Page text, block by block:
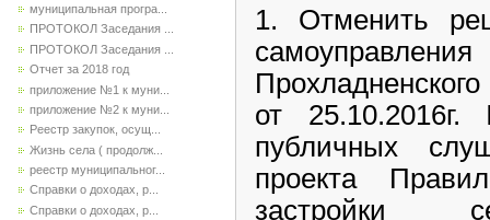
муниципальная програ...
ПРОТОКОЛ Заседания ...
ПРОТОКОЛ Заседания ...
Отчет за 2018 год
приложение №1 к муни...
приложение №2 к муни...
Реестр закупок, осущ...
Жизнь села ( продолж...
реестр муниципальног...
Справки о доходах, р...
Справки о доходах, р...
1. Отменить
от
публичных
проекта
застройки